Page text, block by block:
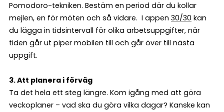
Pomodoro-tekniken. Bestäm en period där du kollar
mejlen, en för möten och så vidare. I appen 30/30 kan
du lägga in tidsintervall för olika arbetsuppgifter, när
tiden går ut piper mobilen till och går över till nästa
uppgift.
3. Att planera i förväg
Ta det hela ett steg längre. Kom igång med att göra
veckoplaner – vad ska du göra vilka dagar? Kanske kan